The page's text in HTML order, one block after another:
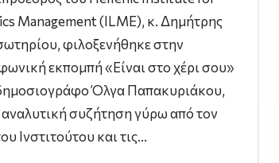
Management (ILME), κ. Δημήτρης
φιλοξενήθηκε στην
εκπομπή «Είναι στο χέρι σου»
Όλγα Παπακυριάκου,
αναλυτική συζήτηση γύρω από τον
Ινστιτούτου και τις...